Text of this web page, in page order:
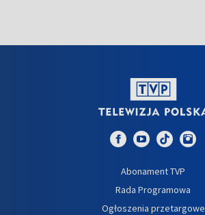
Abonament TVP
Rada Programowa
Ogłoszenia przetargowe